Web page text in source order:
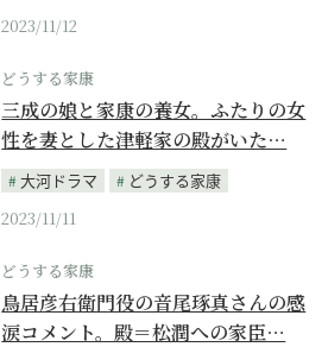
2023/11/12
どうする家康
三成の娘と家康の養女。ふたりの女
性を妻とした津軽家の殿がいた…
大河ドラマ
どうする家康
2023/11/11
どうする家康
鳥居彦右衛門役の音尾琢真さんの感
涙コメント。殿＝松潤への家臣…